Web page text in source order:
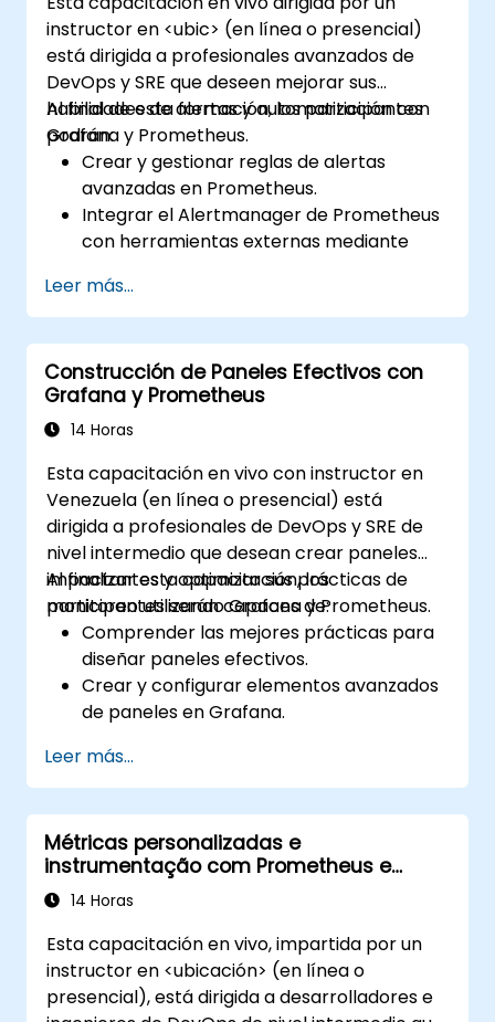
instructor en <ubic> (en línea o presencial)
está dirigida a profesionales avanzados de
DevOps y SRE que deseen mejorar sus
habilidades de alertas y automatización con
Grafana y Prometheus.
Al final de esta formación, los participantes
podrán:
Crear y gestionar reglas de alertas
avanzadas en Prometheus.
Integrar el Alertmanager de Prometheus
con herramientas externas mediante
Automatizar respuestas a las alertas
para una resolución más rápida de los
problemas.
Utilizar Grafana para visualizar y
gestionar las alertas eficazmente.
Leer más...
Construcción de Paneles Efectivos con
Grafana y Prometheus
14 Horas
Esta capacitación en vivo con instructor en
Venezuela (en línea o presencial) está
dirigida a profesionales de DevOps y SRE de
nivel intermedio que desean crear paneles
impactantes y optimizar sus prácticas de
monitoreo utilizando Grafana y Prometheus.
Al finalizar esta capacitación, los
participantes serán capaces de:
Comprender las mejores prácticas para
diseñar paneles efectivos.
Crear y configurar elementos avanzados
de paneles en Grafana.
para crear paneles dinámicos y
reutilizables.
Implementar mecanismos de alerta para
mejorar la conciencia operativa.
Leer más...
Métricas personalizadas e
instrumentação com Prometheus e
Grafana
14 Horas
Esta capacitación en vivo, impartida por un
instructor en <ubicación> (en línea o
presencial), está dirigida a desarrolladores e